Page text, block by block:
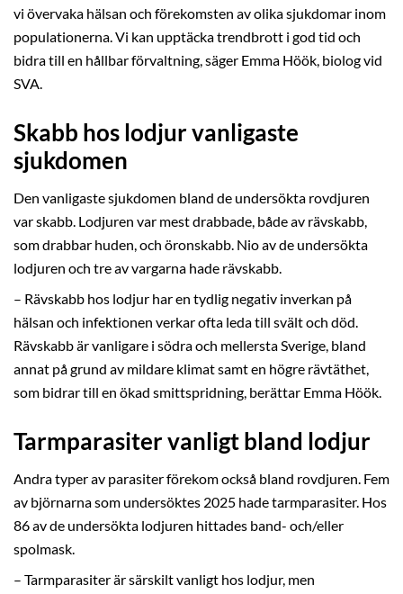
vi övervaka hälsan och förekomsten av olika sjukdomar inom
populationerna. Vi kan upptäcka trendbrott i god tid och
bidra till en hållbar förvaltning, säger Emma Höök, biolog vid
SVA.
Skabb hos lodjur vanligaste
sjukdomen
Den vanligaste sjukdomen bland de undersökta rovdjuren
var skabb. Lodjuren var mest drabbade, både av rävskabb,
som drabbar huden, och öronskabb. Nio av de undersökta
lodjuren och tre av vargarna hade rävskabb.
– Rävskabb hos lodjur har en tydlig negativ inverkan på
hälsan och infektionen verkar ofta leda till svält och död.
Rävskabb är vanligare i södra och mellersta Sverige, bland
annat på grund av mildare klimat samt en högre rävtäthet,
som bidrar till en ökad smittspridning, berättar Emma Höök.
Tarmparasiter vanligt bland lodjur
Andra typer av parasiter förekom också bland rovdjuren. Fem
av björnarna som undersöktes 2025 hade tarmparasiter. Hos
86 av de undersökta lodjuren hittades band- och/eller
spolmask.
– Tarmparasiter är särskilt vanligt hos lodjur, men